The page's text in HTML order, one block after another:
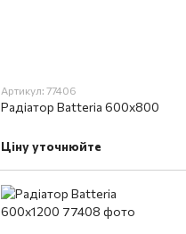
Артикул: 77406
Радіатор Batteria 600х800
Ціну уточнюйте